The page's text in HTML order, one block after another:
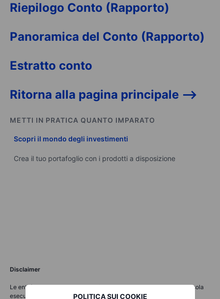
POLITICA SUI COOKIE
Riepilogo Conto (Rapporto)
Panoramica del Conto (Rapporto)
Estratto conto
Ritorna alla pagina principale -->
METTI IN PRATICA QUANTO IMPARATO
Scopri il mondo degli investimenti
Crea il tuo portafoglio con i prodotti a disposizione
Disclaimer
Le entità del Gruppo Saxo Bank forniscono ciascuna un servizio di sola
esecuzione e l'accesso all'Analisi, consentendo a una persona di